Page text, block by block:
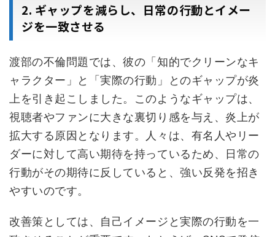
2. ギャップを減らし、日常の行動とイメー
ジを一致させる
渡部の不倫問題では、彼の「知的でクリーンなキ
ャラクター」と「実際の行動」とのギャップが炎
上を引き起こしました。このようなギャップは、
視聴者やファンに大きな裏切り感を与え、炎上が
拡大する原因となります。人々は、有名人やリー
ダーに対して高い期待を持っているため、日常の
行動がその期待に反していると、強い反発を招き
やすいのです。
改善策としては、自己イメージと実際の行動を一